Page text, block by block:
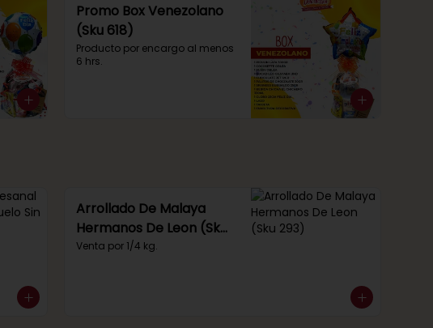
Promo Box Venezolano
(Sku 618)
Producto por encargo al menos
6 hrs.
Arrollado De Malaya
Hermanos De Leon (Sku
293)
Venta por 1/4 kg.